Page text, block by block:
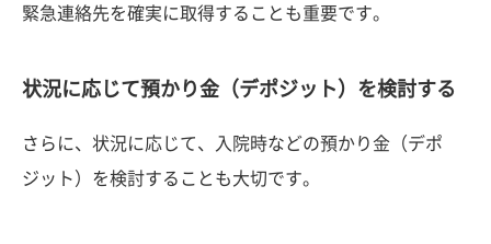
緊急連絡先を確実に取得することも重要です。
状況に応じて預かり金（デポジット）を検討する
さらに、状況に応じて、入院時などの預かり金（デポ
ジット）を検討することも大切です。